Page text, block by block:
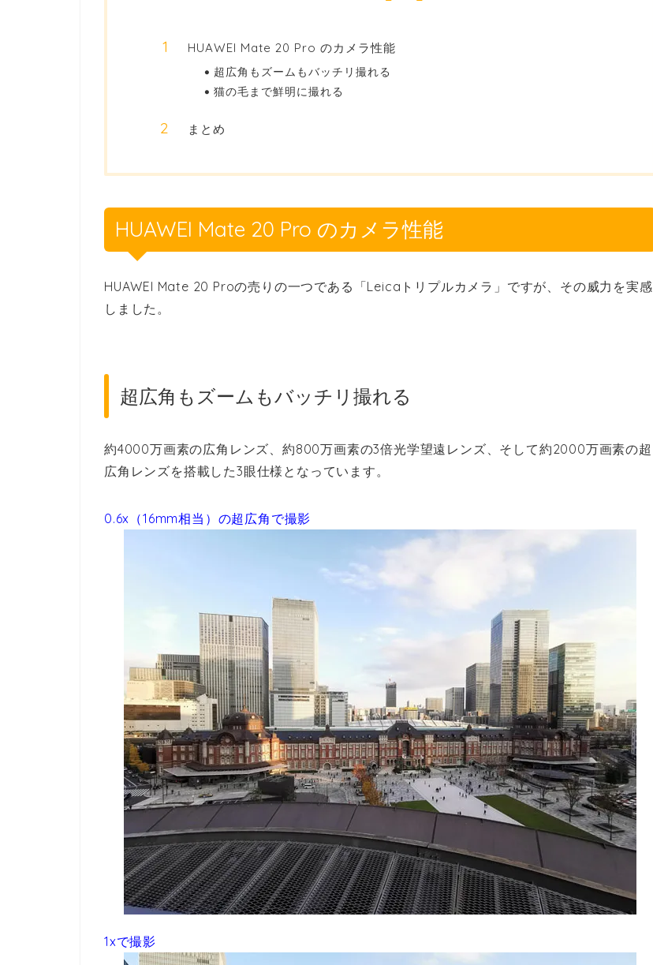
HUAWEI Mate 20 Pro のカメラ性能
超広角もズームもバッチリ撮れる
猫の毛まで鮮明に撮れる
まとめ
HUAWEI Mate 20 Pro のカメラ性能
HUAWEI Mate 20 Proの売りの一つである「Leicaトリプルカメラ」ですが、その威力を実感
しました。
超広角もズームもバッチリ撮れる
約4000万画素の広角レンズ、約800万画素の3倍光学望遠レンズ、そして約2000万画素の超
広角レンズを搭載した3眼仕様となっています。
0.6x（16mm相当）の超広角で撮影
1xで撮影